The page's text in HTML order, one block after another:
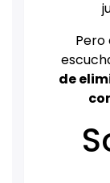
Pero
de